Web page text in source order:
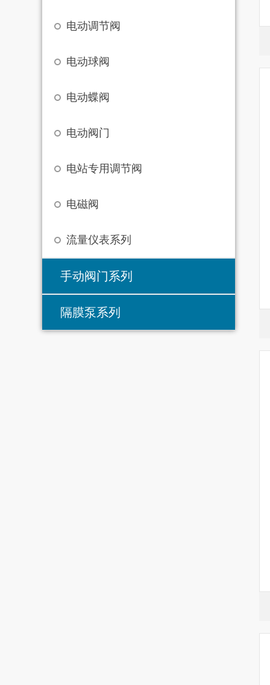
电动调节阀
电动球阀
电动蝶阀
电动阀门
电站专用调节阀
电磁阀
流量仪表系列
手动阀门系列
隔膜泵系列